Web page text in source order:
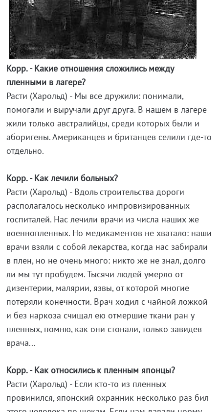
Корр. - Какие отношения сложились между
пленными в лагере?
Расти (Харольд) - Мы все дружили: понимали,
помогали и выручали друг друга. В нашем в лагере
жили только австралийцы, среди которых были и
аборигены. Американцев и британцев селили где-то
отдельно.
Корр. - Как лечили больных?
Расти (Харольд) - Вдоль строительства дороги
располагалось несколько импровизированных
госпиталей. Нас лечили врачи из числа наших же
военнопленных. Но медикаментов не хватало: наши
врачи взяли с собой лекарства, когда нас забирали
в плен, но не очень много: никто же не знал, долго
ли мы тут пробудем. Тысячи людей умерло от
дизентерии, малярии, язвы, от которой многие
потеряли конечности. Врач ходил с чайной ложкой
и без наркоза счищал ею отмершие ткани ран у
пленных, помню, как они стонали, только завидев
врача...
Корр. - Как относились к пленным японцы?
Расти (Харольд) - Если кто-то из пленных
провинился, японский охранник несколько раз бил